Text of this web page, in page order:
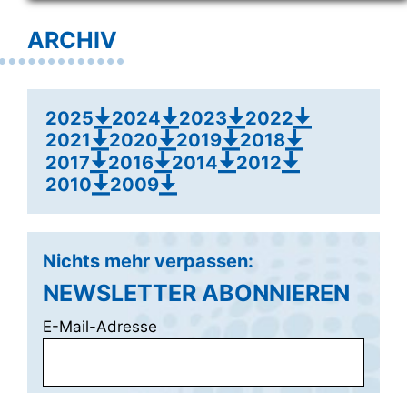
ARCHIV
2025 2024 2023
2022
2021
2020 2019
2018
2017
2016 2014
2012
2010
2009
Nichts mehr verpassen:
NEWSLETTER ABONNIEREN
E-Mail-Adresse